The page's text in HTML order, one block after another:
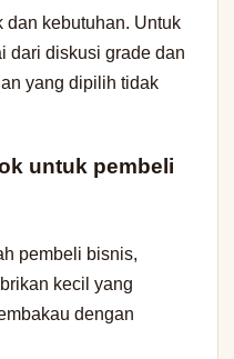
dan kebutuhan. Untuk
dari diskusi grade dan
yang dipilih tidak
untuk pembeli
pembeli bisnis,
kecil yang
dengan